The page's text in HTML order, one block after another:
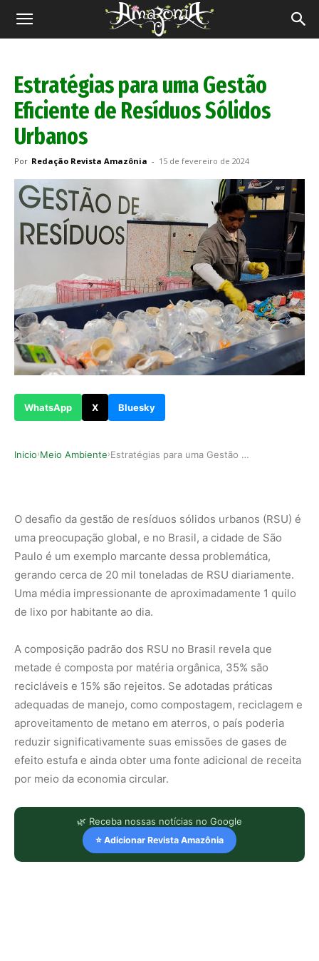
Revista
Estratégias para uma Gestão
Eficiente de Resíduos Sólidos
Urbanos
Por Redação Revista Amazônia - 15 de fevereiro de 2024
WhatsApp X Bluesky
Inicio›Meio Ambiente› Estratégias para uma Gestão Eficiente de Resídu…
O desafio da gestão de resíduos sólidos urbanos (RSU) é
uma preocupação global, e no Brasil, a cidade de São
Paulo é um exemplo marcante dessa problemática,
gerando cerca de 20 mil toneladas de RSU diariamente.
Uma média impressionante de aproximadamente 1 quilo
de lixo por habitante ao dia.
A composição padrão dos RSU no Brasil revela que
metade é composta por matéria orgânica, 35% são
recicláveis e 15% são rejeitos. Se adotadas práticas
adequadas de manejo, como compostagem, reciclagem e
aproveitamento de metano em aterros, o país poderia
reduzir significativamente suas emissões de gases de
efeito estufa e ainda obter uma fonte adicional de receita
por meio da economia circular.
🌿 Receba nossas notícias no Google
⭐ Adicionar Revista Amazônia